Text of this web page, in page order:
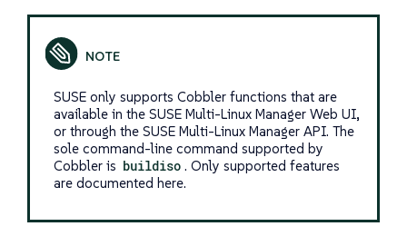
SUSE only supports Cobbler functions that are
available in the SUSE Multi-Linux Manager Web UI,
or through the SUSE Multi-Linux Manager API. The
sole command-line command supported by
Cobbler is buildiso . Only supported features
are documented here.